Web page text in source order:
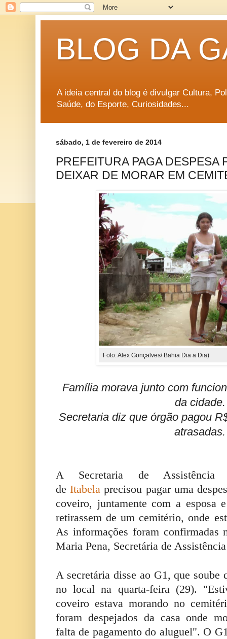
BLOG DA
A ideia central do blog é divulgar Cultura,
Saúde, do Esporte, Curiosidades...
sábado, 1 de fevereiro de 2014
PREFEITURA PAGA DESPESA
DEIXAR DE MORAR EM
Foto: Alex Gonçalves/ Bahia Dia a Dia)
Família morava junto com
da cidade.
Secretaria diz que órgão pagou
atrasadas.
A Secretaria de
deItabela precisou pagar uma
coveiro, juntamente com a esposa
retirassem de um cemitério, onde
As informações foram confirmadas
Maria Pena, Secretária de
A secretária disse ao G1, que soube
no local na quarta-feira (29).
coveiro estava morando no
foram despejados da casa onde
falta de pagamento do aluguel". O